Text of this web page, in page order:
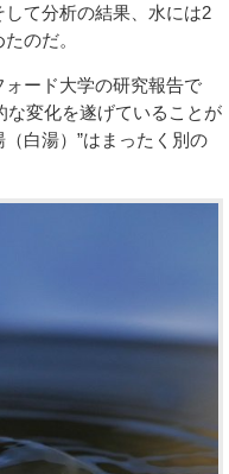
て分析の結果、水には2
のだ。
ード大学の研究報告で
な変化を遂げていることが
（白湯）”はまったく別の